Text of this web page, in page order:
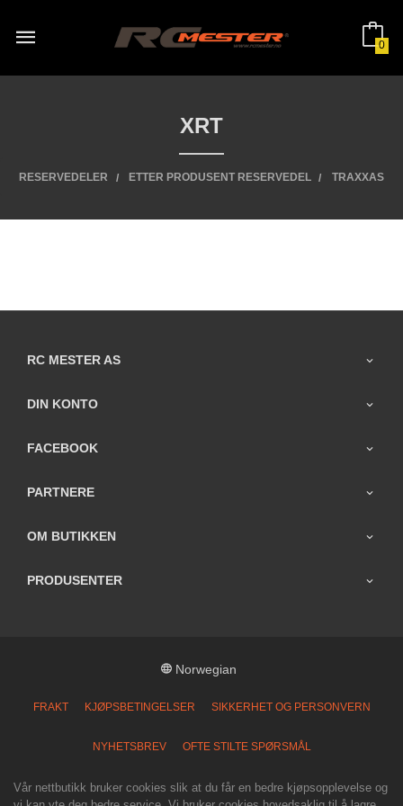
innholdet
0
XRT
RESERVEDELER ETTER PRODUSENT RESERVEDEL TRAXXAS
RC MESTER AS
DIN KONTO
FACEBOOK
PARTNERE
OM BUTIKKEN
PRODUSENTER
Norwegian
FRAKT KJØPSBETINGELSER SIKKERHET OG PERSONVERN
NYHETSBREV OFTE STILTE SPØRSMÅL
Vår nettbutikk bruker cookies slik at du får en bedre kjøpsopplevelse og